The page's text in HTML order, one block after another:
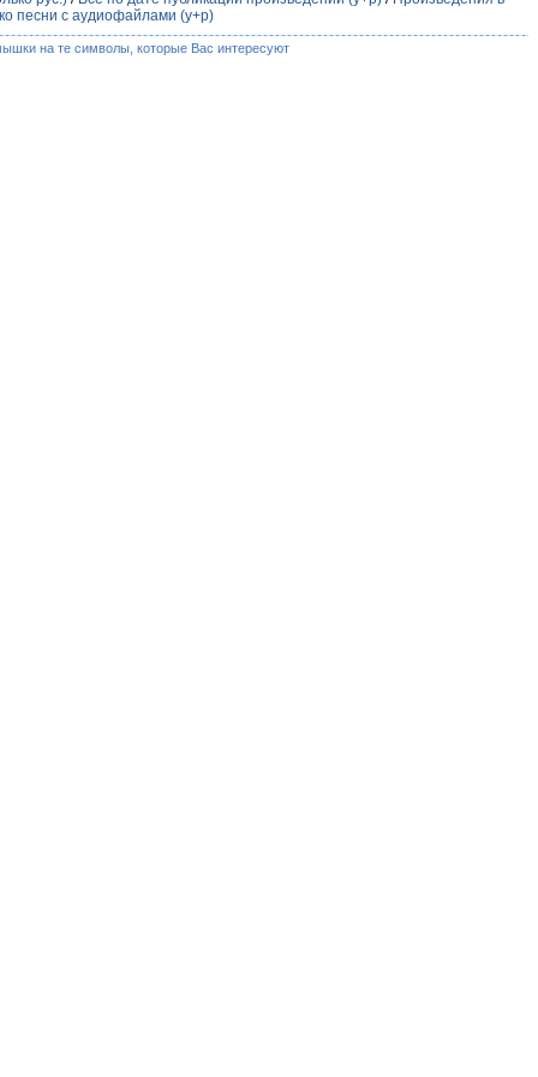
песни с аудиофайлами (у+р)
на те символы, которые Вас интересуют